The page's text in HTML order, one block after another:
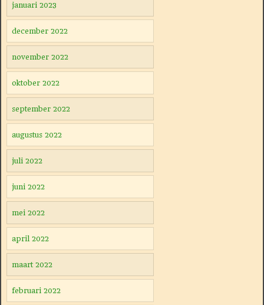
januari 2023
december 2022
november 2022
oktober 2022
september 2022
augustus 2022
juli 2022
juni 2022
mei 2022
april 2022
maart 2022
februari 2022